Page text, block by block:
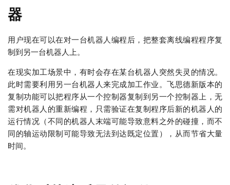
器
用户现在可以在对一台机器人编程后，把整套离线编程程序复
制到另一台机器人上。
在现实加工场景中，有时会存在某台机器人突然失灵的情况。
此时需要利用另一台机器人来完成加工作业。飞思德新版本的
复制功能可以把程序从一个控制器复制到另一个控制器上，无
需对机器人的重新编程，只需验证在复制程序后新的机器人的
运行情况（不同的机器人末端可能导致意料之外的碰撞，而不
同的轴运动限制可能导致无法到达既定位置），从而节省大量
时间。